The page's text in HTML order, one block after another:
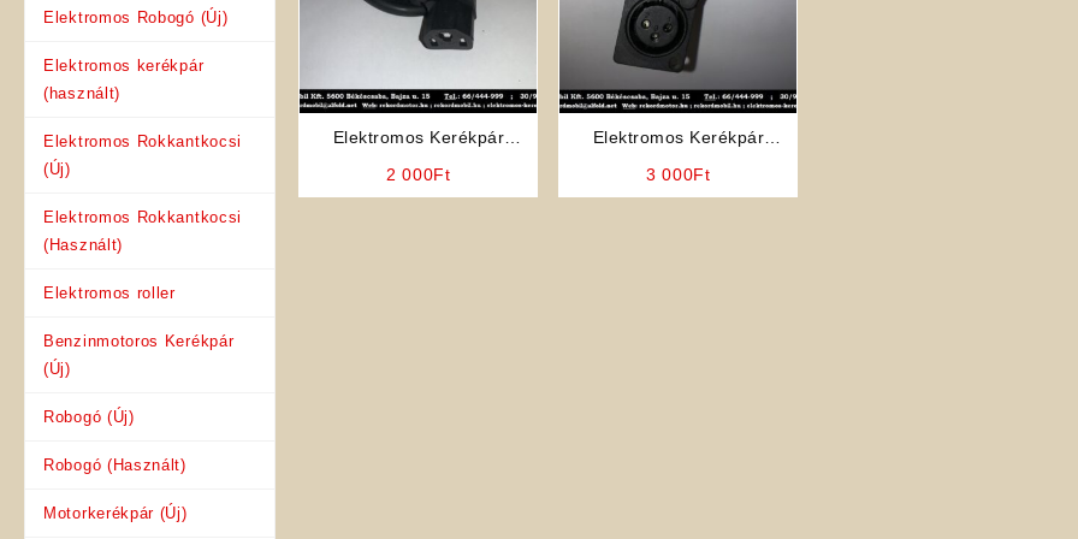
Elektromos Robogó (Új)
Elektromos kerékpár
(használt)
Elektromos Rokkantkocsi
(Új)
Elektromos Rokkantkocsi
(Használt)
Elektromos roller
Benzinmotoros Kerékpár
(Új)
Robogó (Új)
Robogó (Használt)
Motorkerékpár (Új)
Elektromos Kerékpár
2 000Ft
Elektromos Kerékpár
3 000Ft